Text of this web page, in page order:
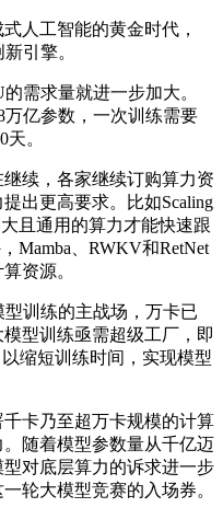
工智能的黄金时代，
引擎。
需求量就进一步加大。
万亿参数，一次训练需要
。
续，各家继续订购算力资
出更高要求。比如Scaling
且通用的算力才能快速跟
Mamba、RWKV和RetNet
资源。
训练的主战场，万卡已
型训练亟需超级工厂，即
缩短训练时间，实现模型
卡乃至超万卡规模的计算
随着模型参数量从千亿迈
对底层算力的诉求进一步
轮大模型竞赛的入场券。